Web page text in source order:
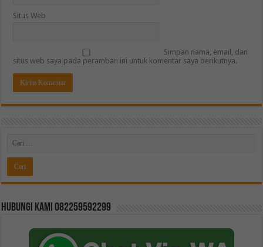
Situs Web
Simpan nama, email, dan
situs web saya pada peramban ini untuk komentar saya berikutnya.
Hubungi kami 082259592299